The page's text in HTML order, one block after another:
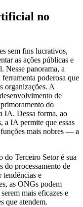
no
sem fins lucrativos,
as ações públicas e
Nesse panorama, a
ferramenta poderosa que
organizações. A
de
do
IA. Dessa forma, ao
a IA permite que essas
funções mais nobres — a
Terceiro Setor é sua
do processamento de
tendências e
as ONGs podem
mais eficazes e
que atendem.